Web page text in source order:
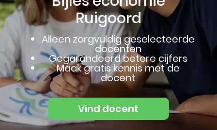
Ruigoord
Alleen zorgvuldig geselecteerde
docenten
Gegarandeerd betere cijfers
Maak gratis kennis met de
docent
Vind docent